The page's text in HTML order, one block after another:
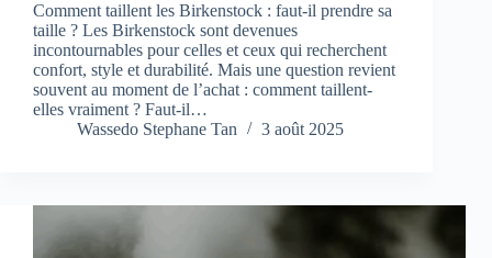
Comment taillent les Birkenstock : faut-il prendre sa
taille ? Les Birkenstock sont devenues
incontournables pour celles et ceux qui recherchent
confort, style et durabilité. Mais une question revient
souvent au moment de l’achat : comment taillent-
elles vraiment ? Faut-il…
Wassedo Stephane Tan
3 août 2025